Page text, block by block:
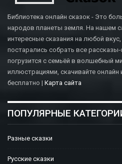
Библиотека онлайн сказок - Это
народов планеты земля. На нашем
интересные сказания на любой
постарались собрать все
погрузится с семьёй в волшебный
иллюстрациями, скачивайте онлайн
бесплатно | Карта сайта
ПОПУЛЯРНЫЕ
Разные сказки
Русские сказки